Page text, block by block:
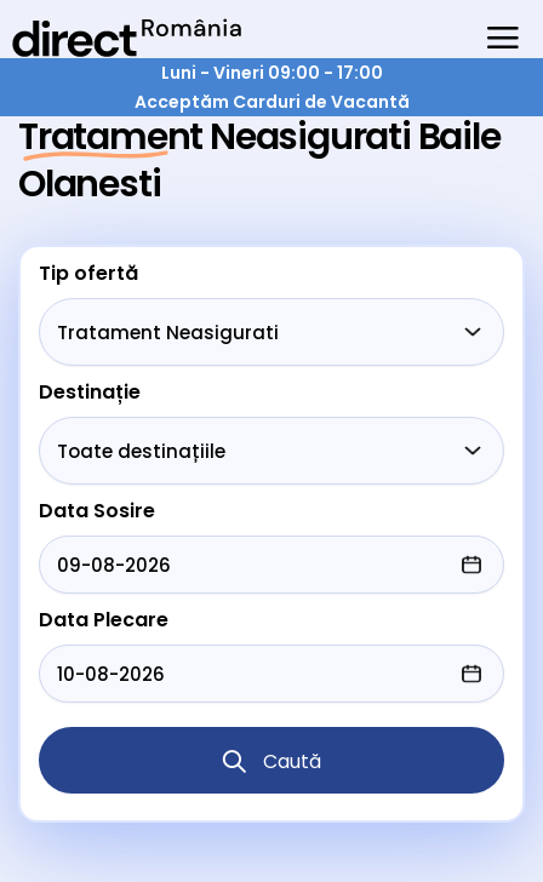
Luni - Vineri 09:00 - 17:00
Acceptăm Carduri de Vacantă
Tratament Neasigurati Baile
Olanesti
Tip ofertă
Destinație
Data Sosire
Data Plecare
Caută